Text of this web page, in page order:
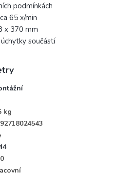
podmínkách
65 x/min
x 370 mm
součástí
kg